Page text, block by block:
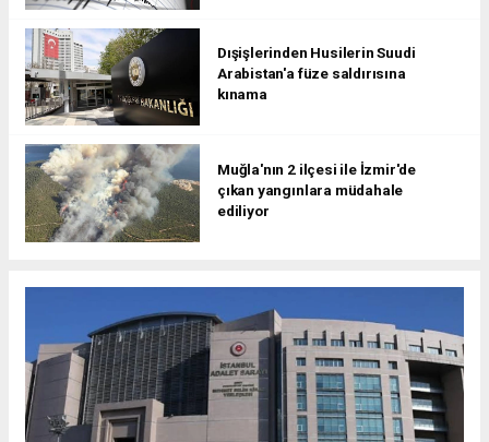
Dışişlerinden Husilerin Suudi
Arabistan'a füze saldırısına
kınama
Muğla'nın 2 ilçesi ile İzmir'de
çıkan yangınlara müdahale
ediliyor